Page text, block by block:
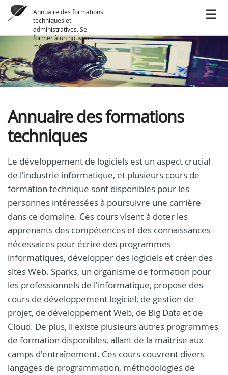
Annuaire des formations
techniques et
administratives. Se
former à un nouveau
métier
Annuaire des formations
techniques
Le développement de logiciels est un aspect crucial
de l'industrie informatique, et plusieurs cours de
formation technique sont disponibles pour les
personnes intéressées à poursuivre une carrière
dans ce domaine. Ces cours visent à doter les
apprenants des compétences et des connaissances
nécessaires pour écrire des programmes
informatiques, développer des logiciels et créer des
sites Web. Sparks, un organisme de formation pour
les professionnels de l'informatique, propose des
cours de développement logiciel, de gestion de
projet, de développement Web, de Big Data et de
Cloud. De plus, il existe plusieurs autres programmes
de formation disponibles, allant de la maîtrise aux
camps d'entraînement. Ces cours couvrent divers
langages de programmation, méthodologies de